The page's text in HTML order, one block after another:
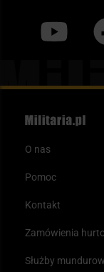
O nas
Pomoc
Kontakt
Zamówienia
Służby